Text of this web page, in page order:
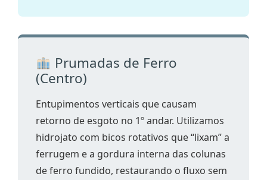
Prumadas de Ferro
(Centro)
Entupimentos verticais que causam
retorno de esgoto no 1º andar. Utilizamos
hidrojato com bicos rotativos que “lixam” a
ferrugem e a gordura interna das colunas
de ferro fundido, restaurando o fluxo sem